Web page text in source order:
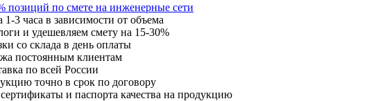
позиций по смете на инженерные сети
1-3 часа в зависимости от объема
и удешевляем смету на 15-30%
со склада в день оплаты
постоянным клиентам
по всей России
точно в срок по договору
и паспорта качества на продукцию